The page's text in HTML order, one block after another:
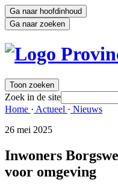
Ga naar hoofdinhoud
Ga naar zoeken
Toon zoeken
Zoek in de site
Home · Actueel · Nieuws
26 mei 2025
Inwoners
voor omgeving